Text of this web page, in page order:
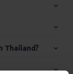
Thailand?